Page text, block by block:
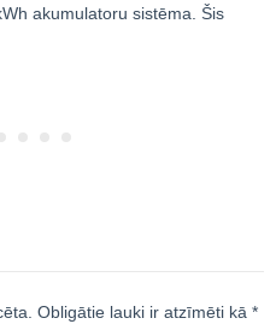
akumulatoru sistēma. Šis
Obligātie lauki ir atzīmēti kā *